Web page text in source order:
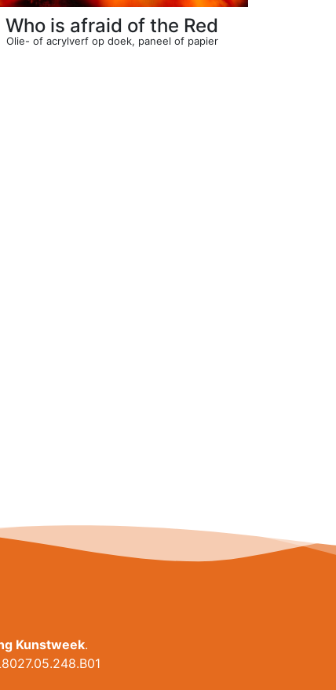
Who is afraid of the Red
Olie- of acrylverf op doek, paneel of papier
Kunstweek.